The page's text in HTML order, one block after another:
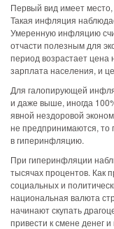
Первый вид имеет место,
Такая инфляция
Умеренную инфляцию
отчасти полезным для
период возрастает цена
зарплата населения, и
Для галопирующей
и даже выше, иногда
явной нездоровой
не предпринимаются, то
в гиперинфляцию.
При гиперинфляции
тысячах процентов. Как
социальных и
национальная валюта
начинают скупать
привести к смене денег